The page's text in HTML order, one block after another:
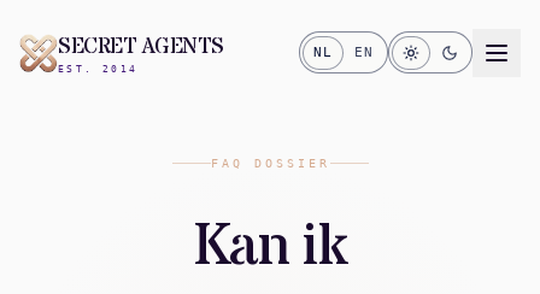
SECRET AGENTS
EST. 2014
NL EN
FAQ DOSSIER
Kan ik